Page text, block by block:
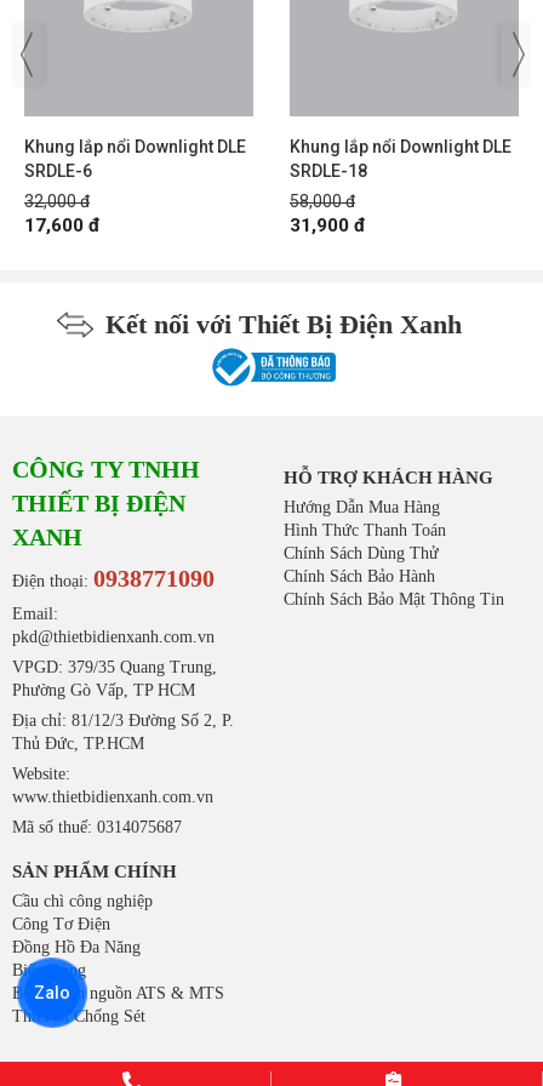
Khung lắp nổi Downlight DLE
SRDLE-6
32,000 đ
17,600 đ
Khung lắp nổi Downlight DLE
SRDLE-18
58,000 đ
31,900 đ
Kết nối với Thiết Bị Điện Xanh
CÔNG TY TNHH
THIẾT BỊ ĐIỆN
XANH
Điện thoại: 0938771090
Email:
pkd@thietbidienxanh.com.vn
VPGD: 379/35 Quang Trung,
Phường Gò Vấp, TP HCM
Địa chỉ: 81/12/3 Đường Số 2, P.
Thủ Đức, TP.HCM
Website:
www.thietbidienxanh.com.vn
Mã số thuế: 0314075687
HỖ TRỢ KHÁCH HÀNG
Hướng Dẫn Mua Hàng
Hình Thức Thanh Toán
Chính Sách Dùng Thử
Chính Sách Bảo Hành
Chính Sách Bảo Mật Thông Tin
SẢN PHẨM CHÍNH
Cầu chì công nghiệp
Công Tơ Điện
Đồng Hồ Đa Năng
Biến Dòng
Bộ chuyển nguồn ATS & MTS
Thiết Bị Chống Sét
Zalo